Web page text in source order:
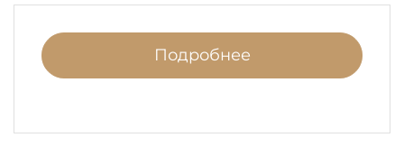
Подробнее